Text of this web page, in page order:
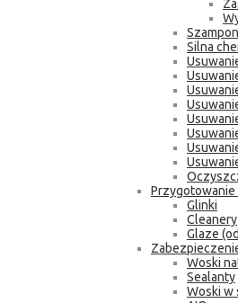
Silna
Przygotowanie
Glinki
Cleanery
Glaze
Woski
Sealanty
Woski w